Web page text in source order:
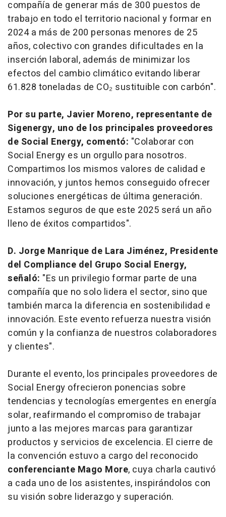
compañía de generar más de 300 puestos de
trabajo en todo el territorio nacional y formar en
2024 a más de 200 personas menores de 25
años, colectivo con grandes dificultades en la
inserción laboral, además de minimizar los
efectos del cambio climático evitando liberar
61.828 toneladas de CO₂ sustituible con carbón".
Por su parte, Javier Moreno, representante de
Sigenergy, uno de los principales proveedores
de Social Energy, comentó: "Colaborar con
Social Energy es un orgullo para nosotros.
Compartimos los mismos valores de calidad e
innovación, y juntos hemos conseguido ofrecer
soluciones energéticas de última generación.
Estamos seguros de que este 2025 será un año
lleno de éxitos compartidos".
D. Jorge Manrique de Lara Jiménez, Presidente
del Compliance del Grupo Social Energy,
señaló: "Es un privilegio formar parte de una
compañía que no solo lidera el sector, sino que
también marca la diferencia en sostenibilidad e
innovación. Este evento refuerza nuestra visión
común y la confianza de nuestros colaboradores
y clientes".
Durante el evento, los principales proveedores de
Social Energy ofrecieron ponencias sobre
tendencias y tecnologías emergentes en energía
solar, reafirmando el compromiso de trabajar
junto a las mejores marcas para garantizar
productos y servicios de excelencia. El cierre de
la convención estuvo a cargo del reconocido
conferenciante Mago More, cuya charla cautivó
a cada uno de los asistentes, inspirándolos con
su visión sobre liderazgo y superación.